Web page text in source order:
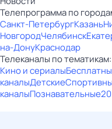
Телепрограмма по
Санкт-ПетербургКазань
НовгородЧелябинск
на-ДонуКраснодар
Телеканалы по тематикам:
Кино и сериалы
каналыДетские
каналыПознавательные